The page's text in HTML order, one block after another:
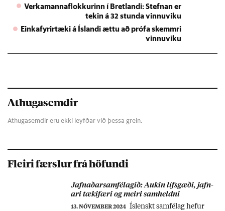
Verkamannaflokkurinn í Bretlandi: Stefnan er
tekin á 32 stunda vinnuviku
Einkafyrirtæki á Íslandi ættu að prófa skemmri
vinnuviku
Athugasemdir
Athugasemdir eru ekki leyfðar við þessa grein.
Fleiri færslur frá höfundi
Jafn­að­ar­sam­fé­lag­ið: Auk­in lífs­gæði, jafn­
ari tæki­færi og meiri sam­heldni
13. NÓVEMBER 2024
Ís­lenskt sam­fé­lag hef­ur